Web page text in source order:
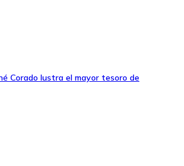
Corado lustra el mayor tesoro de